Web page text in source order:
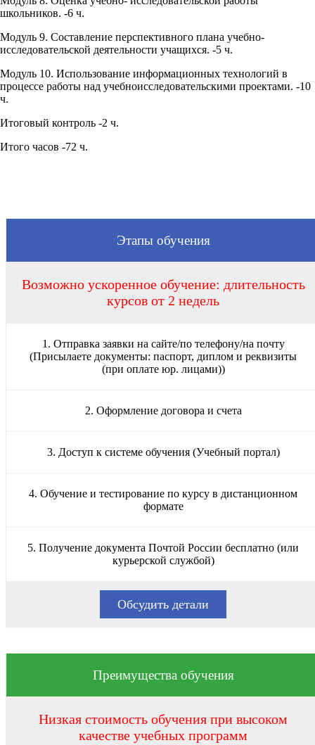
школьников. -6 ч.
Модуль 9. Составление перспективного плана учебно-
исследовательской деятельности учащихся. -5 ч.
Модуль 10. Использование информационных технологий в
процессе работы над учебно­исследовательскими проектами. -10
ч.
Итоговый контроль -2 ч.
Итого часов -72 ч.
Этапы обучения
Возможно ускоренное обучение: длительность
курсов от 2 недель
1. Отправка заявки на сайте/по телефону/на почту
(Присылаете документы: паспорт, диплом и реквизиты
(при оплате юр. лицами))
2. Оформление договора и счета
3. Доступ к системе обучения (Учебный портал)
4. Обучение и тестирование по курсу в дистанционном
формате
5. Получение документа Почтой России бесплатно (или
курьерской службой)
Обсудить детали
Преимущества обучения
Низкая стоимость обучения при высоком
качестве учебных программ